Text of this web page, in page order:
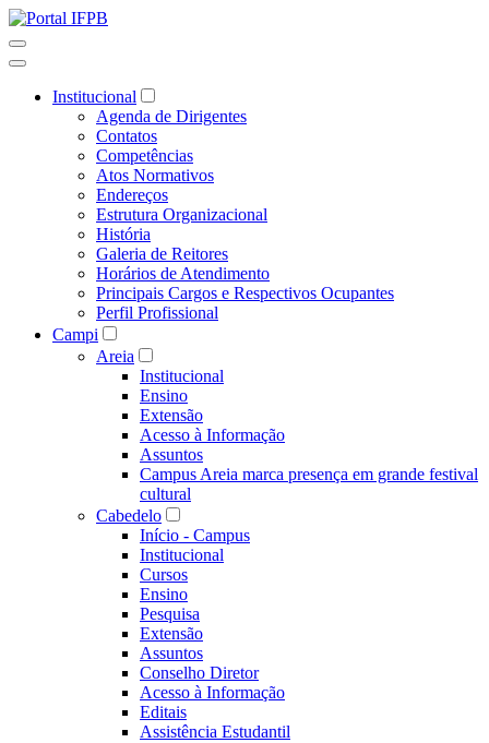
Institucional
Agenda de Dirigentes
Contatos
Competências
Atos Normativos
Endereços
Estrutura Organizacional
História
Galeria de Reitores
Horários de Atendimento
Principais Cargos e Respectivos Ocupantes
Perfil Profissional
Campi
Areia
Institucional
Ensino
Extensão
Acesso à Informação
Assuntos
Campus Areia marca presença em grande festival
cultural
Cabedelo
Início - Campus
Institucional
Cursos
Ensino
Pesquisa
Extensão
Assuntos
Conselho Diretor
Acesso à Informação
Editais
Assistência Estudantil